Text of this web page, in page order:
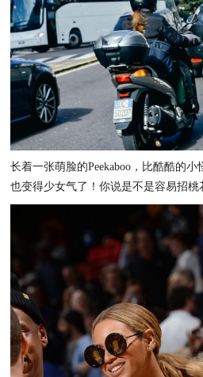
长着一张萌脸的Peekaboo，比酷酷的
也变得少女气了！你说是不是容易招桃